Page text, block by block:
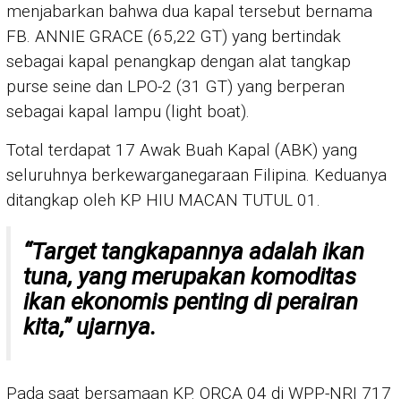
menjabarkan bahwa dua kapal tersebut bernama
FB. ANNIE GRACE (65,22 GT) yang bertindak
sebagai kapal penangkap dengan alat tangkap
purse seine dan LPO-2 (31 GT) yang berperan
sebagai kapal lampu (light boat).
Total terdapat 17 Awak Buah Kapal (ABK) yang
seluruhnya berkewarganegaraan Filipina. Keduanya
ditangkap oleh KP HIU MACAN TUTUL 01.
“Target tangkapannya adalah ikan
tuna, yang merupakan komoditas
ikan ekonomis penting di perairan
kita,” ujarnya.
Pada saat bersamaan KP. ORCA 04 di WPP-NRI 717